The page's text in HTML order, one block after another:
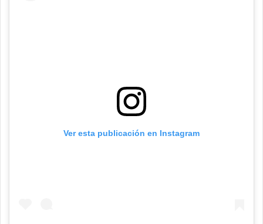
Ver esta publicación en Instagram